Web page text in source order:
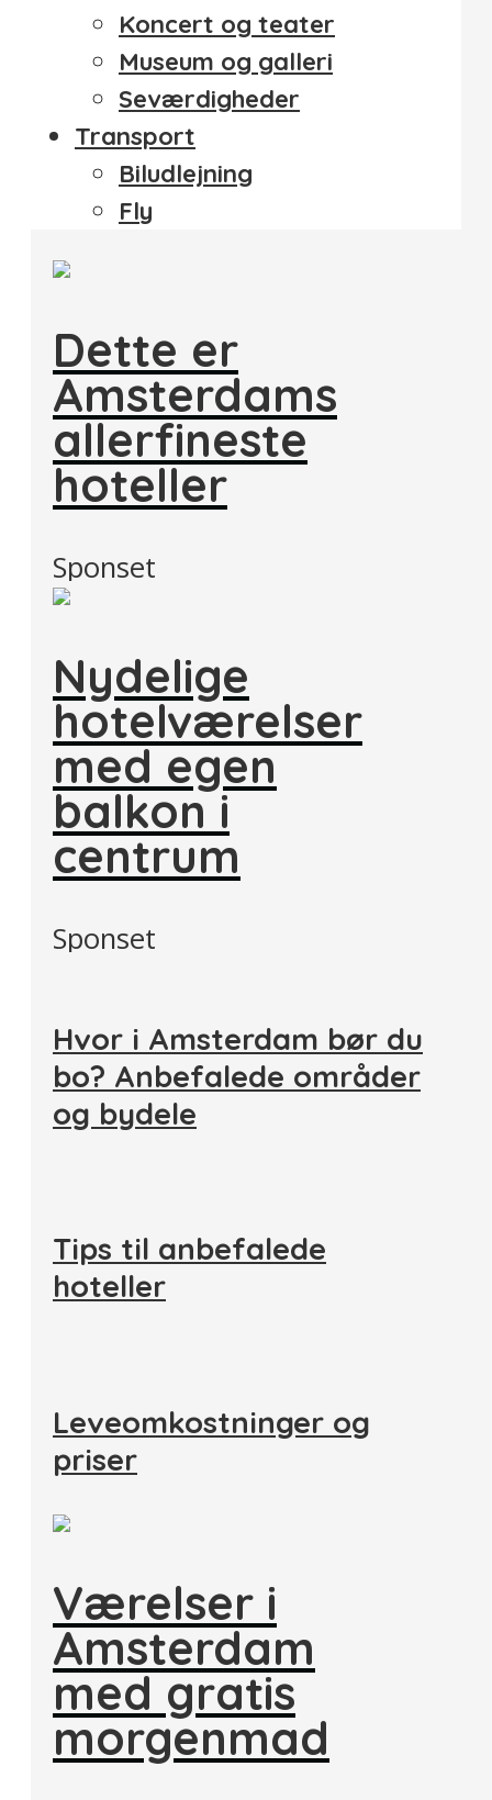
Koncert og teater
Museum og galleri
Seværdigheder
Transport
Biludlejning
Fly
Dette er
Amsterdams
allerfineste
hoteller
Sponset
Nydelige
hotelværelser
med egen
balkon i
centrum
Sponset
Hvor i Amsterdam bør du
bo? Anbefalede områder
og bydele
Tips til anbefalede
hoteller
Leveomkostninger og
priser
Værelser i
Amsterdam
med gratis
morgenmad